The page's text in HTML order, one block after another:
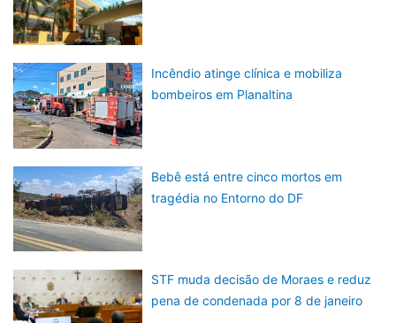
Incêndio atinge clínica e mobiliza
bombeiros em Planaltina
Bebê está entre cinco mortos em
tragédia no Entorno do DF
STF muda decisão de Moraes e reduz
pena de condenada por 8 de janeiro